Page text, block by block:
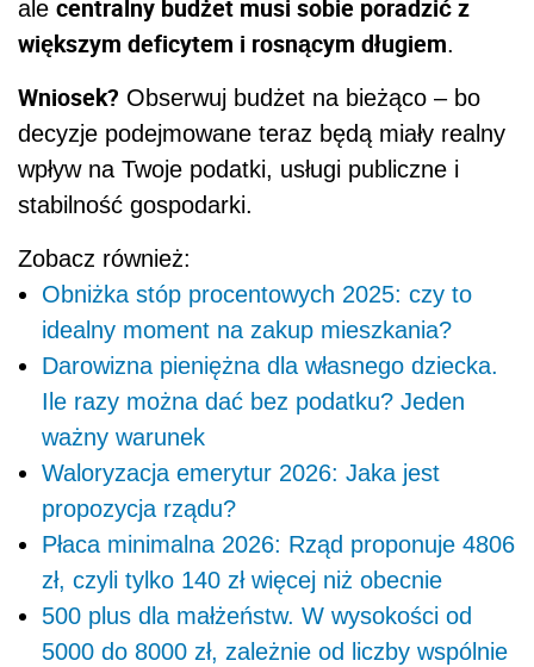
ale centralny budżet musi sobie poradzić z
większym deficytem i rosnącym długiem.
Wniosek? Obserwuj budżet na bieżąco – bo
decyzje podejmowane teraz będą miały realny
wpływ na Twoje podatki, usługi publiczne i
stabilność gospodarki.
Zobacz również:
Obniżka stóp procentowych 2025: czy to
idealny moment na zakup mieszkania?
Darowizna pieniężna dla własnego dziecka.
Ile razy można dać bez podatku? Jeden
ważny warunek
Waloryzacja emerytur 2026: Jaka jest
propozycja rządu?
Płaca minimalna 2026: Rząd proponuje 4806
zł, czyli tylko 140 zł więcej niż obecnie
500 plus dla małżeństw. W wysokości od
5000 do 8000 zł, zależnie od liczby wspólnie